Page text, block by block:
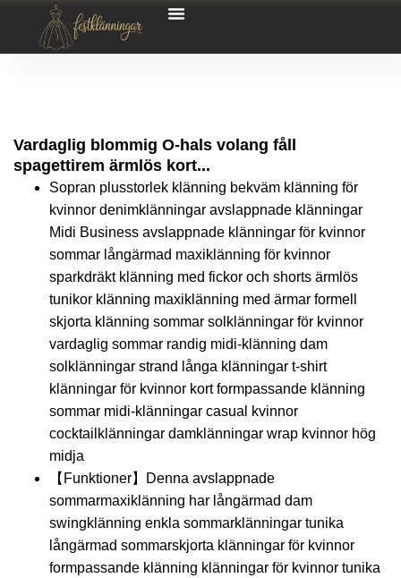
Vardaglig blommig O-hals volang fåll
spagettirem ärmlös kort...
Sopran plusstorlek klänning bekväm klänning för
kvinnor denimklänningar avslappnade klänningar
Midi Business avslappnade klänningar för kvinnor
sommar långärmad maxiklänning för kvinnor
sparkdräkt klänning med fickor och shorts ärmlös
tunikor klänning maxiklänning med ärmar formell
skjorta klänning sommar solklänningar för kvinnor
vardaglig sommar randig midi-klänning dam
solklänningar strand långa klänningar t-shirt
klänningar för kvinnor kort formpassande klänning
sommar midi-klänningar casual kvinnor
cocktailklänningar damklänningar wrap kvinnor hög
midja
【Funktioner】Denna avslappnade
sommarmaxiklänning har långärmad dam
swingklänning enkla sommarklänningar tunika
långärmad sommarskjorta klänningar för kvinnor
formpassande klänning klänningar för kvinnor tunika